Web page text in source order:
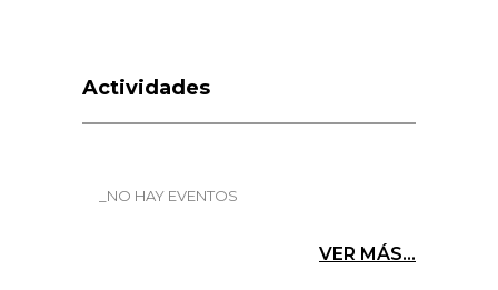
Actividades
_NO HAY EVENTOS
VER MÁS...